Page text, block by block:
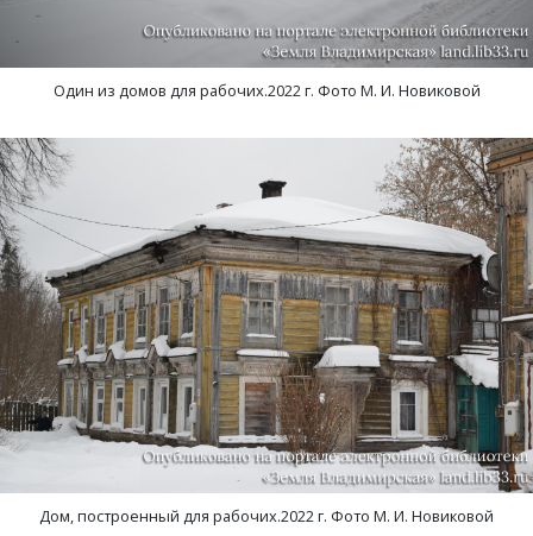
Один из домов для рабочих.2022 г. Фото М. И. Новиковой
Дом, построенный для рабочих.2022 г. Фото М. И. Новиковой